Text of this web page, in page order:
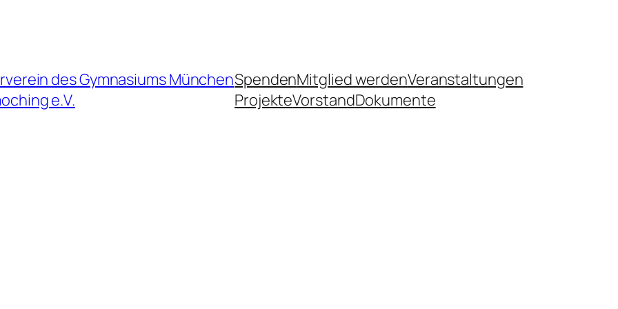
des Gymnasiums München
e.V.
SpendenMitglied werdenVeranstaltungen
ProjekteVorstandDokumente